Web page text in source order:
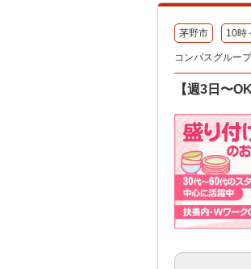
茅野市 10時
コンパスグルー
【週3日〜